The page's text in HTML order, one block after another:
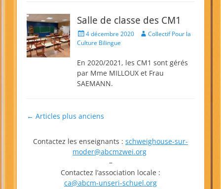
Salle de classe des CM1
Posted
on
4 décembre 2020 AuthorCollectif Pour la
Culture Bilingue
En 2020/2021, les CM1 sont gérés
par Mme MILLOUX et Frau
SAEMANN.
Navigation
articles
← Articles plus anciens
Contactez les enseignants : schweighouse-sur-
moder@abcmzwei.org
–
Contactez l’association locale :
ca@abcm-unseri-schuel.org